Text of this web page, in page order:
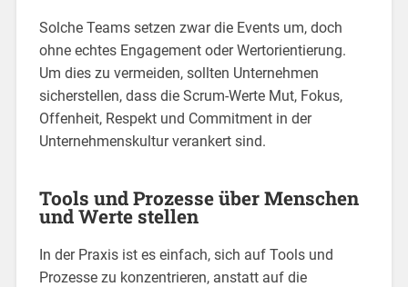
Solche Teams setzen zwar die Events um, doch
ohne echtes Engagement oder Wertorientierung.
Um dies zu vermeiden, sollten Unternehmen
sicherstellen, dass die Scrum-Werte Mut, Fokus,
Offenheit, Respekt und Commitment in der
Unternehmenskultur verankert sind.
Tools und Prozesse über Menschen
und Werte stellen
In der Praxis ist es einfach, sich auf Tools und
Prozesse zu konzentrieren, anstatt auf die